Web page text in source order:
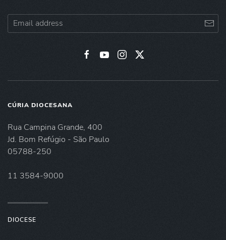
CÚRIA DIOCESANA
Rua Campina Grande, 400
Jd. Bom Refúgio - São Paulo
05788-250
11 3584-9000
DIOCESE